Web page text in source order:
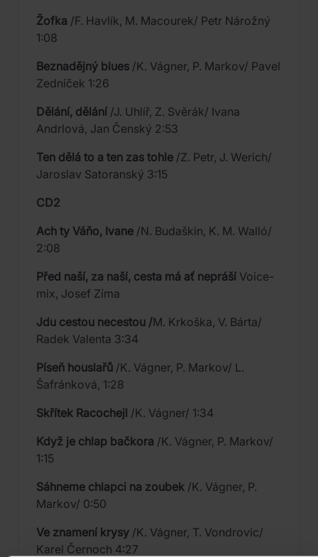
Žofka /F. Havlík, M. Macourek/ Petr Nárožný
1:08
Beznadějný blues /K. Vágner, P. Markov/ Pavel
Zedníček 1:26
Dělání, dělání /J. Uhlíř, Z. Svěrák/ Ivana
Andrlová, Jan Čenský 2:53
Ten dělá to a ten zas tohle /Z. Petr, J. Werich/
Jaroslav Satoranský 3:15
CD2
Ach ty Váňo, Ivane /N. Budaškin, K. M. Walló/
2:08
Před naší, za naší, cesta má ať nepráší Voice-
mix, Josef Zíma
Jdu cestou necestou /M. Krkoška, V. Bárta/
Radek Valenta 3:34
Píseň houslařů /K. Vágner, P. Markov/ L.
Šafránková, 1:28
Skřítek Racochejl /K. Vágner/ 1:34
Když je chlap bačkora /K. Vágner, P. Markov/
1:15
Sáhneme chlapci na zoubek /K. Vágner, P.
Markov/ 0:50
Ve znamení krysy /K. Vágner, T. Vondrovic/
Karel Černoch 4:27